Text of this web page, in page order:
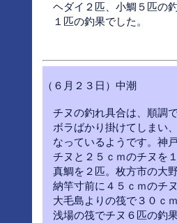
ヘダイ２匹、小鯛５匹の
１匹の釣果でした。
（６月２３日）中潮
チヌの釣れ具合は、順調
ボラばかり掛けてしまい
なっているようです。神
チヌと２５ｃｍのチヌを
真鯛を２匹。枚方市の大
納竿寸前に４５ｃｍのチ
大毛島よりの筏で３０ｃ
浅場の筏でチヌ６匹の釣